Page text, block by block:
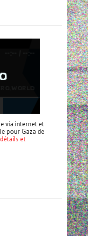
via internet et
pour Gaza de
et